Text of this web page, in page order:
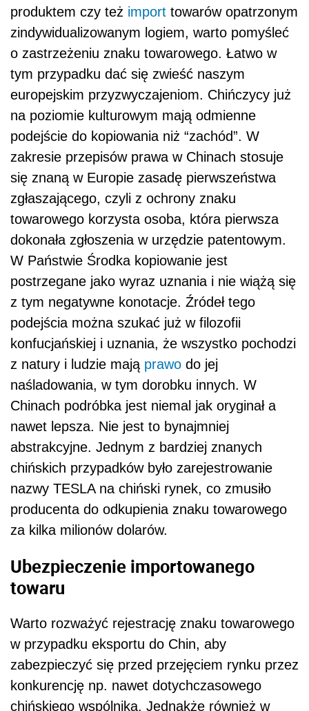
produktem czy też import towarów opatrzonym
zindywidualizowanym logiem, warto pomyśleć
o zastrzeżeniu znaku towarowego. Łatwo w
tym przypadku dać się zwieść naszym
europejskim przyzwyczajeniom. Chińczycy już
na poziomie kulturowym mają odmienne
podejście do kopiowania niż “zachód”. W
zakresie przepisów prawa w Chinach stosuje
się znaną w Europie zasadę pierwszeństwa
zgłaszającego, czyli z ochrony znaku
towarowego korzysta osoba, która pierwsza
dokonała zgłoszenia w urzędzie patentowym.
W Państwie Środka kopiowanie jest
postrzegane jako wyraz uznania i nie wiążą się
z tym negatywne konotacje. Źródeł tego
podejścia można szukać już w filozofii
konfucjańskiej i uznania, że wszystko pochodzi
z natury i ludzie mają prawo do jej
naśladowania, w tym dorobku innych. W
Chinach podróbka jest niemal jak oryginał a
nawet lepsza. Nie jest to bynajmniej
abstrakcyjne. Jednym z bardziej znanych
chińskich przypadków było zarejestrowanie
nazwy TESLA na chiński rynek, co zmusiło
producenta do odkupienia znaku towarowego
za kilka milionów dolarów.
Ubezpieczenie importowanego
towaru
Warto rozważyć rejestrację znaku towarowego
w przypadku eksportu do Chin, aby
zabezpieczyć się przed przejęciem rynku przez
konkurencję np. nawet dotychczasowego
chińskiego wspólnika. Jednakże również w